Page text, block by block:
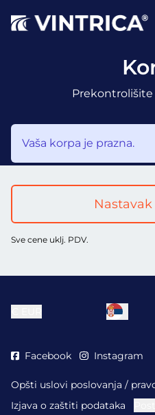
Vaša korpa je prazna.
Sve cene uklj. PDV.
Facebook Instagram
Opšti uslovi poslovanja /
Izjava o zaštiti podataka